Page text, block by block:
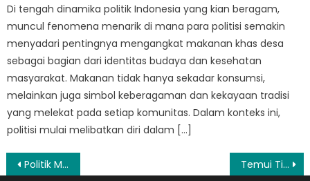
Di tengah dinamika politik Indonesia yang kian beragam,
muncul fenomena menarik di mana para politisi semakin
menyadari pentingnya mengangkat makanan khas desa
sebagai bagian dari identitas budaya dan kesehatan
masyarakat. Makanan tidak hanya sekadar konsumsi,
melainkan juga simbol keberagaman dan kekayaan tradisi
yang melekat pada setiap komunitas. Dalam konteks ini,
politisi mulai melibatkan diri dalam […]
Post
Politik Makanan: Isu Kesehatan di Tengah Hobi Sepak Bola dan Basket di Indonesia Temui Tim di Balik Kesuksesan BPBD Paiton